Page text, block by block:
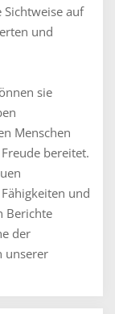
Sichtweise auf
und
sie
Menschen
bereitet.
und
Berichte
der
unserer